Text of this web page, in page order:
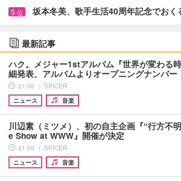
5 位 坂本冬美、歌手生活40周年記念でお
最新記事
ハク。メジャー1stアルバム『世界が変わる
細発表、アルバムよりオープニングナンバ
21:00 ｜ SPICER
ニュース
音楽
川辺素（ミツメ）、初の自主企画『“行方不
e Show at WWW』開催が決定
21:00 ｜ SPICER
ニュース
音楽